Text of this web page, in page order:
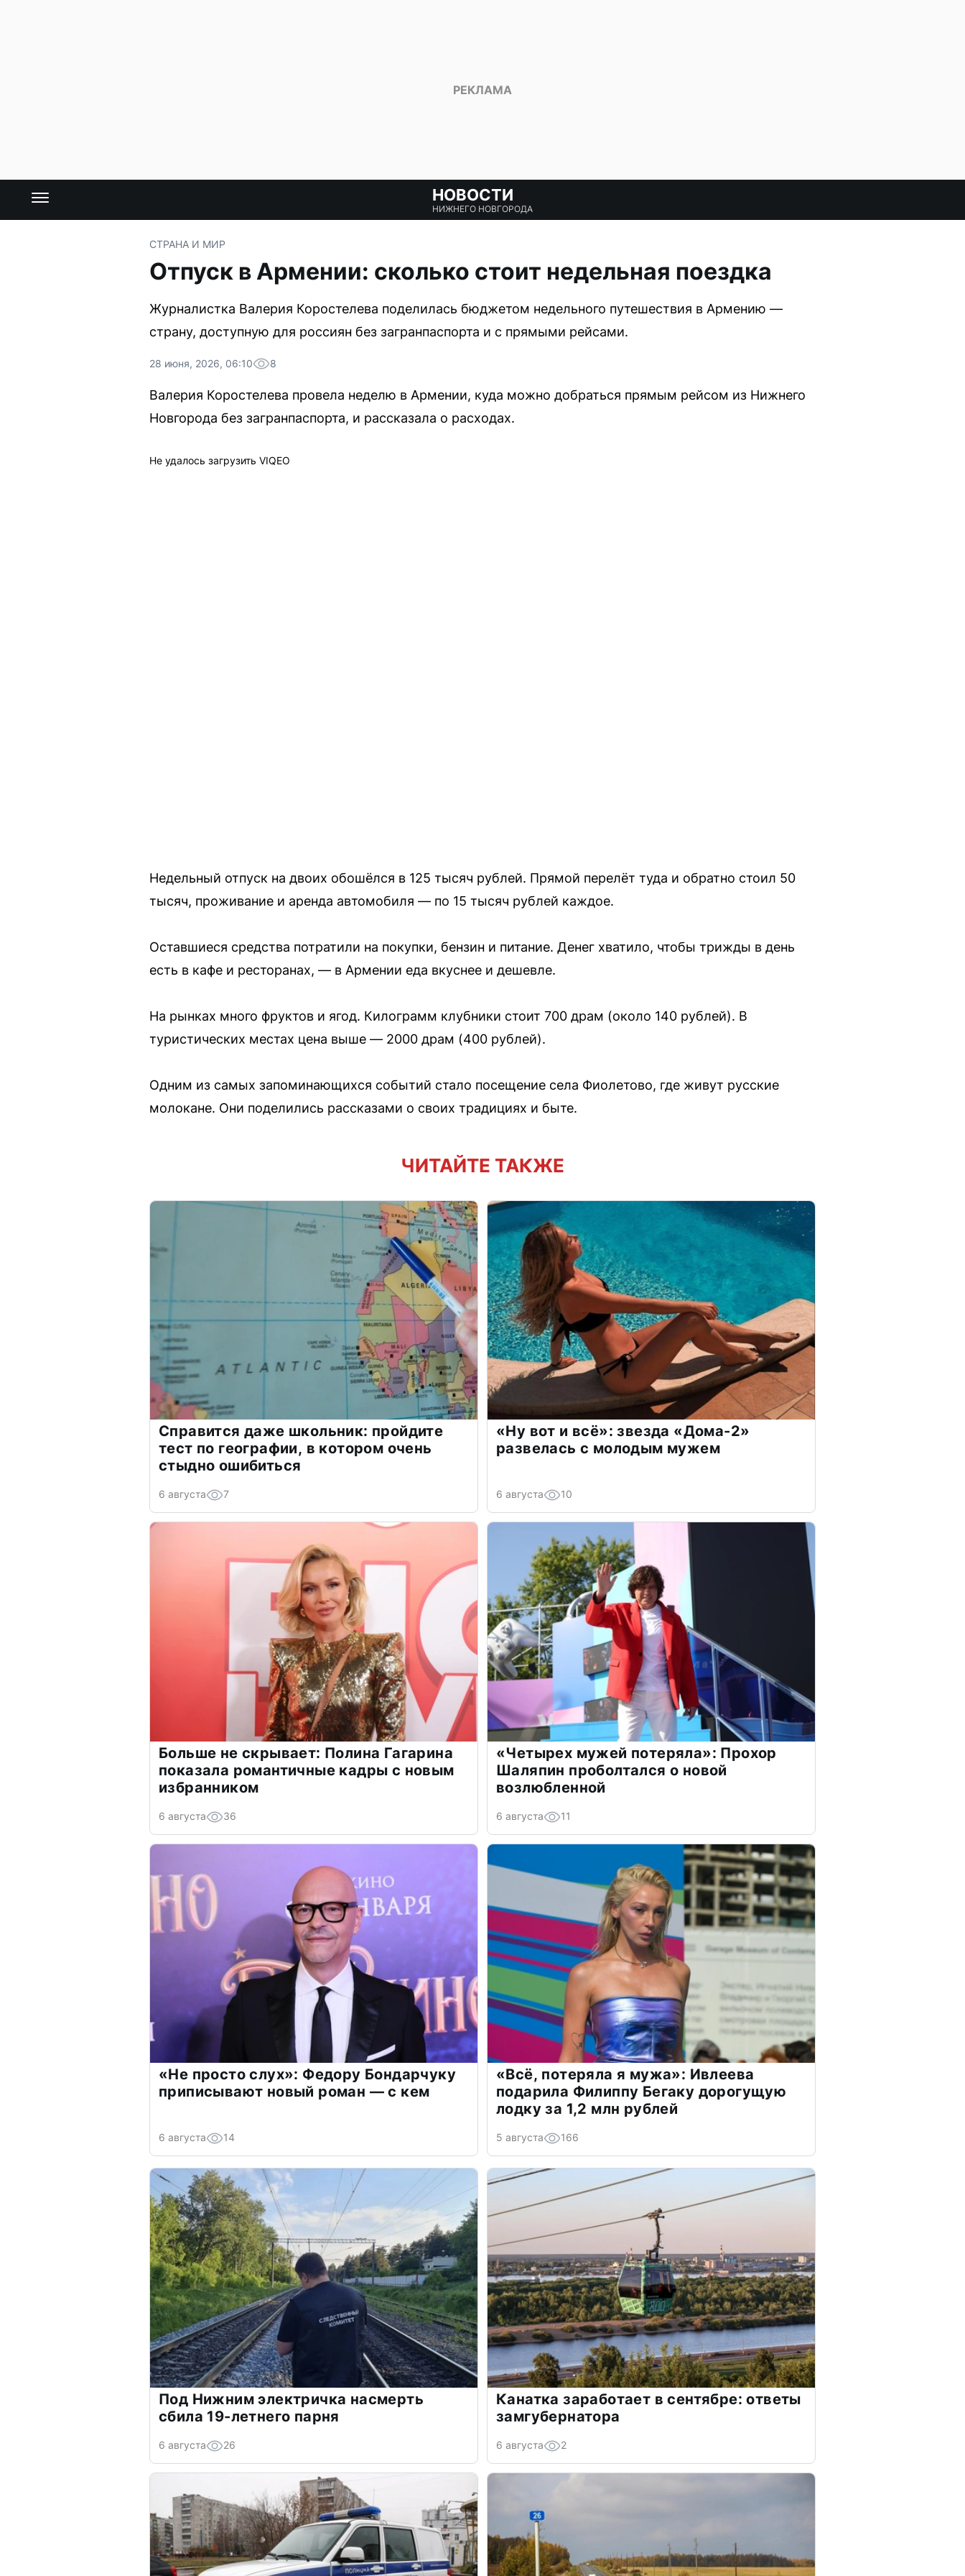
НОВОСТИ
НИЖНЕГО НОВГОРОДА
СТРАНА И МИР
Отпуск в Армении: сколько стоит недельная поездка
Журналистка Валерия Коростелева поделилась бюджетом недельного путешествия в Армению —
страну, доступную для россиян без загранпаспорта и с прямыми рейсами.
28 июня, 2026, 06:10 8
Валерия Коростелева провела неделю в Армении, куда можно добраться прямым рейсом из Нижнего
Новгорода без загранпаспорта, и рассказала о расходах.
Не удалось загрузить VIQEO
Недельный отпуск на двоих обошёлся в 125 тысяч рублей. Прямой перелёт туда и обратно стоил 50
тысяч, проживание и аренда автомобиля — по 15 тысяч рублей каждое.
Оставшиеся средства потратили на покупки, бензин и питание. Денег хватило, чтобы трижды в день
есть в кафе и ресторанах, — в Армении еда вкуснее и дешевле.
На рынках много фруктов и ягод. Килограмм клубники стоит 700 драм (около 140 рублей). В
туристических местах цена выше — 2000 драм (400 рублей).
Одним из самых запоминающихся событий стало посещение села Фиолетово, где живут русские
молокане. Они поделились рассказами о своих традициях и быте.
ЧИТАЙТЕ ТАКЖЕ
Справится даже школьник: пройдите
тест по географии, в котором очень
стыдно ошибиться
6 августа 7
«Ну вот и всё»: звезда «Дома-2»
развелась с молодым мужем
6 августа 10
Больше не скрывает: Полина Гагарина
показала романтичные кадры с новым
избранником
6 августа 36
«Четырех мужей потеряла»: Прохор
Шаляпин проболтался о новой
возлюбленной
6 августа 11
«Не просто слух»: Федору Бондарчуку
приписывают новый роман — с кем
6 августа 14
«Всё, потеряла я мужа»: Ивлеева
подарила Филиппу Бегаку дорогущую
лодку за 1,2 млн рублей
5 августа 166
Под Нижним электричка насмерть
сбила 19-летнего парня
6 августа 26
Канатка заработает в сентябре: ответы
замгубернатора
6 августа 2